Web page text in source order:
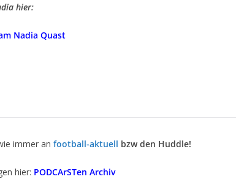
hier:
Nadia Quast
immer an football-aktuell bzw den Huddle!
hier: PODCArSTen Archiv